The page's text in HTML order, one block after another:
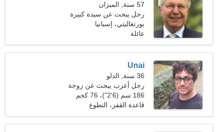
57 سنة, الميزان
رجل يبحث عن سيدة كبيرة
بورتغاليتي، إسبانيا
عائلة
Unai
36 سنة, الدلو
رجل أعزب يبحث عن زوجة
24-34
186 سم (6'2")، 76 كجم
(167 رطلا)
قاعدة القفز، التطوع